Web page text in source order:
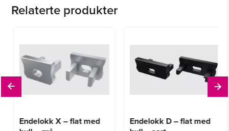
Relaterte produkter
Endelokk X – flat med
Endelokk D – flat med